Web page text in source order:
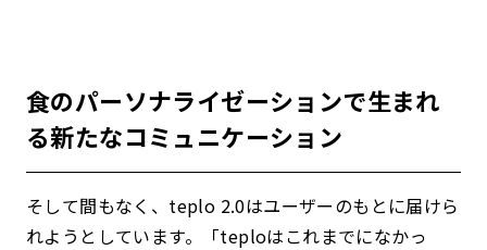
食のパーソナライゼーションで生まれ
る新たなコミュニケーション
そして間もなく、teplo 2.0はユーザーのもとに届けら
れようとしています。「teploはこれまでになかっ